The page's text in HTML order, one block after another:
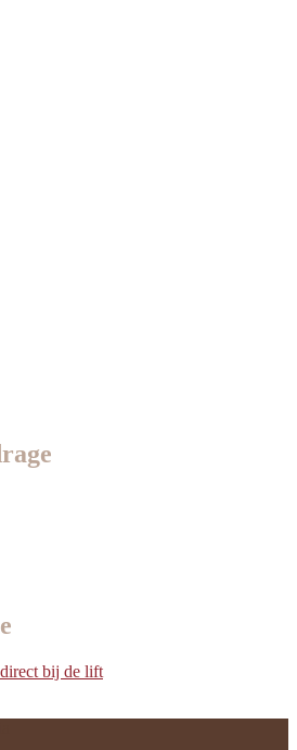
bij de lift